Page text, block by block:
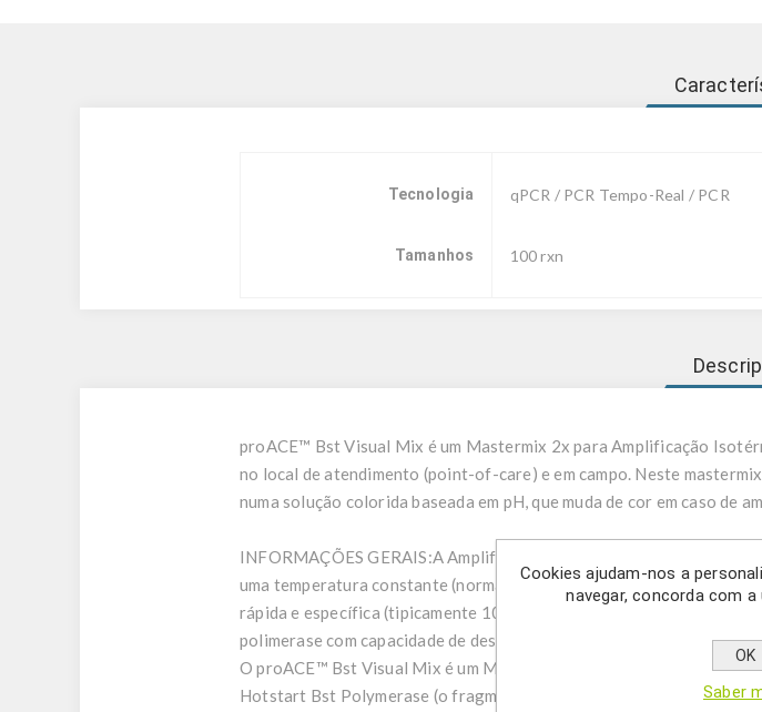
Tecnologia qPCR / PCR Tempo-Real / PCR
Tamanhos 100 rxn
proACE™ Bst Visual Mix é um Mastermix 2x para Amplificação
no local de atendimento (point-of-care) e em campo. Neste
numa solução colorida baseada em pH, que muda de cor em caso de
INFORMAÇÕES GERAIS:A Amplificação Isotérmica Mediada por
uma temperatura constante (normalmente 60ºC-65ºC), sem
rápida e específica (tipicamente 10⁹–10¹⁰ cópias em 15–60
polimerase com capacidade de deslocamento de cadeia.
O proACE™ Bst Visual Mix é um Mastermix 2x para Amplificação
Hotstart Bst Polymerase (o fragmento grande da DNA polimerase
Cookies ajudam-nos a
navegar, concorda com
OK
Saber